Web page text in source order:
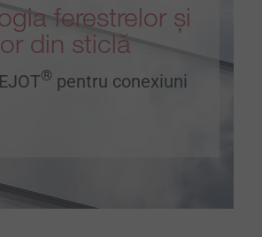
ferestrelor și
din sticlă
® pentru conexiuni